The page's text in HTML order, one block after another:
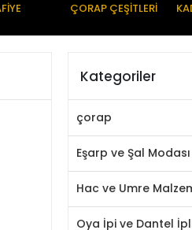
ÇORAP ÇEŞİTLERİ
Kategoriler
çorap
Eşarp ve Şal Modası
Hac ve Umre
Oya İpi ve Dantel